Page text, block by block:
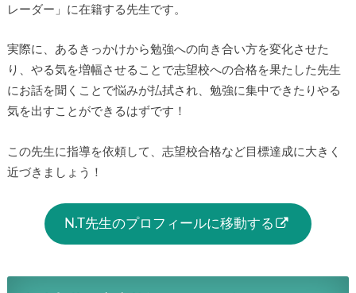
レーダー」に在籍する先生です。
実際に、あるきっかけから勉強への向き合い方を変化させた
り、やる気を増幅させることで志望校への合格を果たした先生
にお話を聞くことで悩みが払拭され、勉強に集中できたりやる
気を出すことができるはずです！
この先生に指導を依頼して、志望校合格など目標達成に大きく
近づきましょう！
N.T先生のプロフィールに移動する